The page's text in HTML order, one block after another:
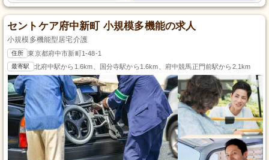
セントケア府中新町 小規模多機能の求人
小規模多機能型居宅介護
住所 東京都府中市新町1-48-1
最寄駅 北府中駅から1.6km、国分寺駅から1.6km、府中競馬正門前駅から2.1km